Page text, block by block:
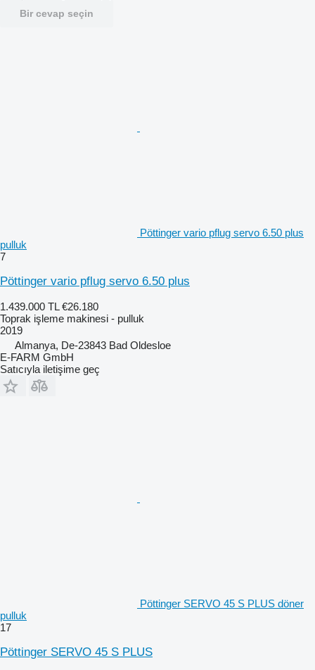
Bir cevap seçin
Pöttinger vario pflug servo 6.50 plus
pulluk
7
Pöttinger vario pflug servo 6.50 plus
1.439.000 TL €26.180
Toprak işleme makinesi - pulluk
2019
Almanya, De-23843 Bad Oldesloe
E-FARM GmbH
Satıcıyla iletişime geç
Pöttinger SERVO 45 S PLUS döner
pulluk
17
Pöttinger SERVO 45 S PLUS